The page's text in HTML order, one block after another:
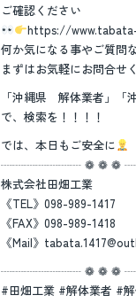
ご確認ください
https://
何か気になる事やご質問
まずはお気軽にお問合せ
「沖縄県 解体業者」「
で、検索を！！！！
では、本日もご安全に
┈┈┈┈┈┈┈ ❁ ❁ ❁
株式会社田畑工業
《TEL》098-989-1417
《FAX》098-989-1418
《Mail》
┈┈┈┈┈┈┈ ❁ ❁ ❁
#田畑工業 #解体業者 #